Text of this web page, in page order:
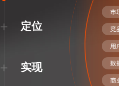
+ 定位
+ 实现